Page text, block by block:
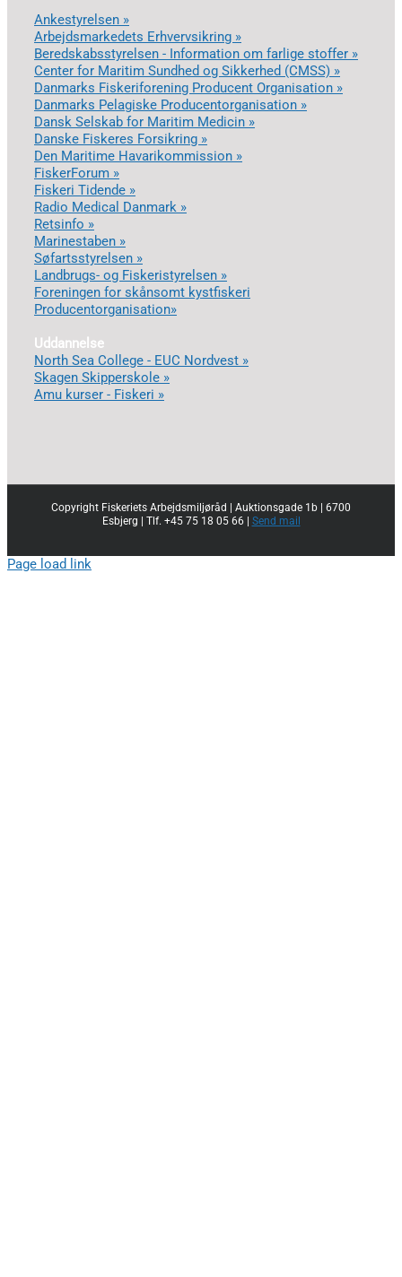
Ankestyrelsen »
Arbejdsmarkedets Erhvervsikring »
Beredskabsstyrelsen - Information om farlige stoffer »
Center for Maritim Sundhed og Sikkerhed (CMSS) »
Danmarks Fiskeriforening Producent Organisation »
Danmarks Pelagiske Producentorganisation »
Dansk Selskab for Maritim Medicin »
Danske Fiskeres Forsikring »
Den Maritime Havarikommission »
FiskerForum »
Fiskeri Tidende »
Radio Medical Danmark »
Retsinfo »
Marinestaben »
Søfartsstyrelsen »
Landbrugs- og Fiskeristyrelsen »
Foreningen for skånsomt kystfiskeri
Producentorganisation»
Uddannelse
North Sea College - EUC Nordvest »
Skagen Skipperskole »
Amu kurser - Fiskeri »
Copyright Fiskeriets Arbejdsmiljøråd | Auktionsgade 1b | 6700
Esbjerg | Tlf. +45 75 18 05 66 | Send mail
Page load link